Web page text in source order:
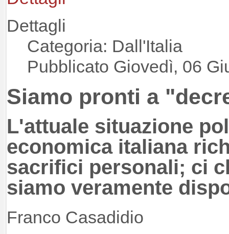
Dettagli
Categoria: Dall'Italia
Pubblicato Giovedì, 06
Siamo pronti a
L'attuale situazione
economica italiana
sacrifici personali; ci
siamo veramente
Franco Casadidio